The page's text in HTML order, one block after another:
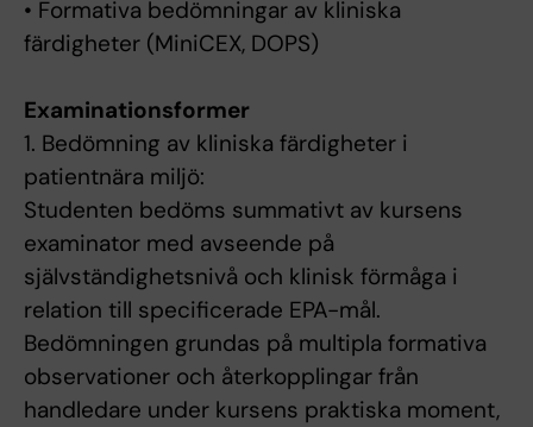
• Formativa bedömningar av kliniska
färdigheter (MiniCEX, DOPS)
Examinationsformer
1. Bedömning av kliniska färdigheter i
patientnära miljö:
Studenten bedöms summativt av kursens
examinator med avseende på
självständighetsnivå och klinisk förmåga i
relation till specificerade EPA-mål.
Bedömningen grundas på multipla formativa
observationer och återkopplingar från
handledare under kursens praktiska moment,